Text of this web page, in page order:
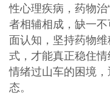
性心理疾病，药物治
者相辅相成，缺一不
面认知，坚持药物
式，才能真正稳住
情绪过山车的困境
态。